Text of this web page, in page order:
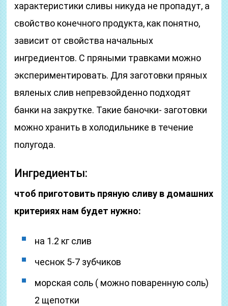
характеристики сливы никуда не пропадут, а
свойство конечного продукта, как понятно,
зависит от свойства начальных
ингредиентов. С пряными травками можно
экспериментировать. Для заготовки пряных
вяленых слив непревзойденно подходят
банки на закрутке. Такие баночки- заготовки
можно хранить в холодильнике в течение
полугода.
Ингредиенты:
чтоб приготовить пряную сливу в домашних
критериях нам будет нужно:
на 1.2 кг слив
чеснок 5-7 зубчиков
морская соль ( можно поваренную соль)
2 щепотки